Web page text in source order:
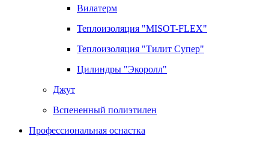
Вилатерм
Теплоизоляция "MISOT-FLEX"
Теплоизоляция "Тилит Супер"
Цилиндры "Экоролл"
Джут
Вспененный полиэтилен
Профессиональная оснастка